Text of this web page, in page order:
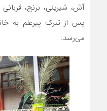
آش، شیرینی، برنج،
پس از تبرک پیرعلم به
می‌رسد.